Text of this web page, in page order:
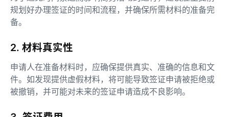
规划好办理签证的时间和流程，并确保所需材料的准备完
备。
2. 材料真实性
申请人在准备材料时，应确保提供真实、准确的信息和文
件。如发现提供虚假材料，将可能导致签证申请被拒绝或
被撤销，并可能对未来的签证申请造成不良影响。